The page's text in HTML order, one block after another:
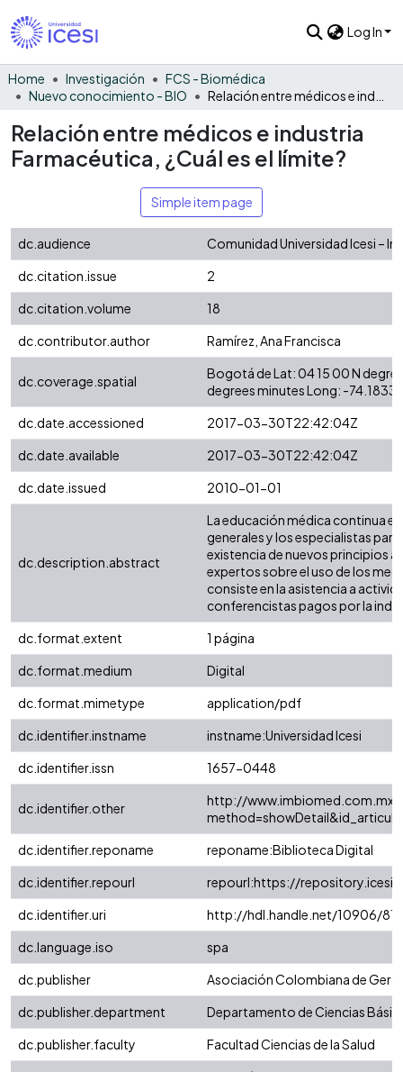
Log In
Home Investigación
FCS - Biomédica
Nuevo conocimiento - BIO
Relación entre médicos e industria
Farmacéutica, ¿Cuál es el límite?
Simple item page
dc.audience
Comunidad Universidad Icesi –
dc.citation.issue
2
dc.citation.volume
18
dc.contributor.author
Ramírez, Ana Francisca
dc.coverage.spatial
Bogotá de Lat: 04 15 00 N
degrees minutes Long: -74.1833
dc.date.accessioned
2017-03-30T22:42:04Z
dc.date.available
2017-03-30T22:42:04Z
dc.date.issued
2010-01-01
dc.description.abstract
La educación médica continua
generales y los especialistas
existencia de nuevos principios
expertos sobre el uso de los
consiste en la asistencia a
conferencistas pagos por la
dc.format.extent
1 página
dc.format.medium
Digital
dc.format.mimetype
application/pdf
dc.identifier.instname
instname:Universidad Icesi
dc.identifier.issn
1657-0448
dc.identifier.other
http://www.imbiomed.com.mx/
dc.identifier.reponame
reponame:Biblioteca Digital
dc.identifier.repourl
repourl:https://
dc.identifier.uri
http://hdl.handle.net/10906/
dc.language.iso
spa
dc.publisher
Asociación Colombiana de
dc.publisher.department
Departamento de Ciencias
dc.publisher.faculty
Facultad Ciencias de la Salud